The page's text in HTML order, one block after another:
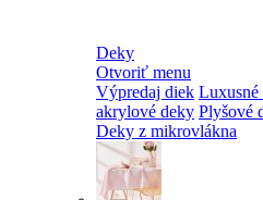
Deky
Otvoriť menu
Výpredaj diek Luxusné
akrylové deky Plyšové
Deky z mikrovlákna